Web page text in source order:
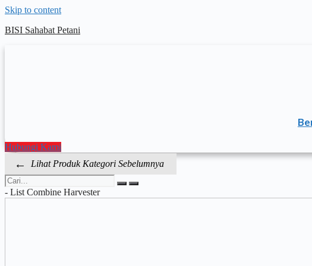
Skip to content
BISI Sahabat Petani
Hubungi Kami
← Lihat Produk Kategori Sebelumnya
- List Combine Harvester